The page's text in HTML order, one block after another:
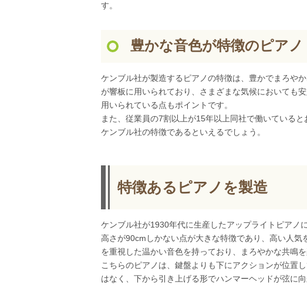
す。
豊かな音色が特徴のピアノ
ケンブル社が製造するピアノの特徴は、豊かでまろや
が響板に用いられており、さまざまな気候においても
用いられている点もポイントです。
また、従業員の7割以上が15年以上同社で働いている
ケンブル社の特徴であるといえるでしょう。
特徴あるピアノを製造
ケンブル社が1930年代に生産したアップライトピアノ
高さが90cmしかない点が大きな特徴であり、高い人
を重視した温かい音色を持っており、まろやかな共鳴
こちらのピアノは、鍵盤よりも下にアクションが位置
はなく、下から引き上げる形でハンマーヘッドが弦に